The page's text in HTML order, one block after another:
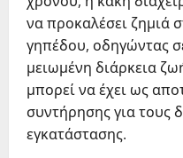
να προκαλέσει ζημιά
γηπέδου, οδηγώντας
μειωμένη διάρκεια
μπορεί να έχει ως
συντήρησης για τους
εγκατάστασης.